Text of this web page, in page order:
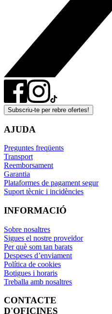
Subscriu-te per rebre ofertes!
AJUDA
Preguntes freqüents
Transport
Reemborsament
Garantia
Plataformes de pagament segur
Suport tècnic i incidències
INFORMACIÓ
Sobre nosaltres
Sigues el nostre proveïdor
Per què som tan barats
Despeses d’enviament
Política de cookies
Botigues i horaris
Treballa amb nosaltres
CONTACTE
D'OFICINES